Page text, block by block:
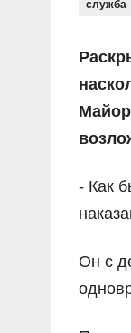
служба
Майор
- Как
Он с